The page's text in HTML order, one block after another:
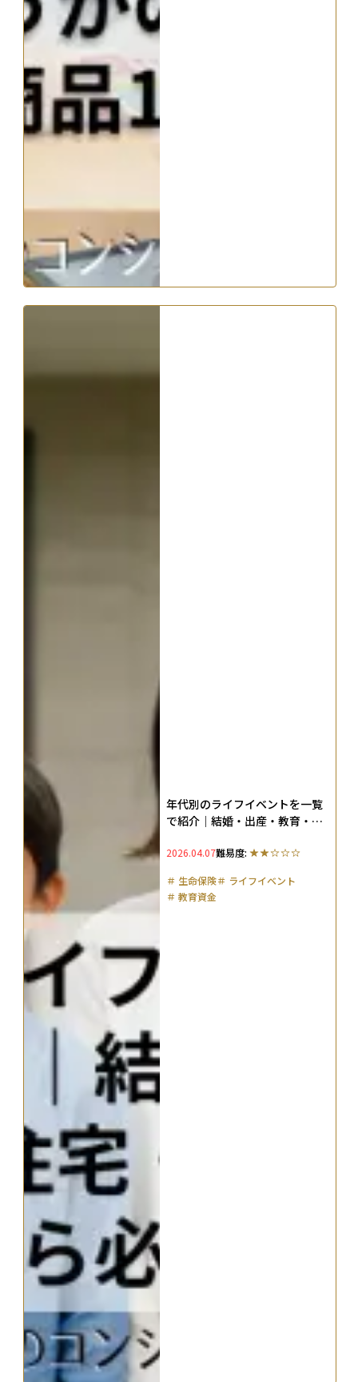
年代別のライフイベントを一覧
で紹介｜結婚・出産・教育・住
2026.04.07難易度:
＃ 生命保険＃ ライフイベント
＃ 教育資金